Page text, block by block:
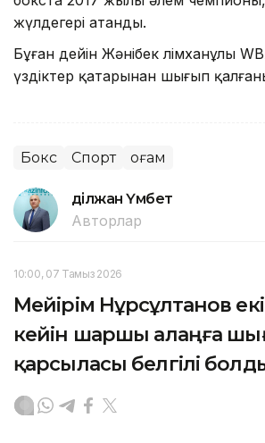
жүлдегері атанды.
Бұған дейін Жәнібек Әлімханұлы
үздіктер қатарынан шығып
Бокс Спорт Қоғам
Әділжан Үмбет
Авторлар
10:00, 07 Тамыз 2026
Мейірім Нұрсұлтанов
кейін шаршы алаңға
қарсыласы белгілі